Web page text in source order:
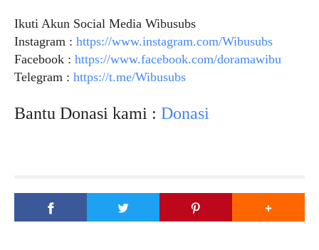
Ikuti Akun Social Media Wibusubs
Instagram : https://www.instagram.com/Wibusubs
Facebook : https://www.facebook.com/doramawibu
Telegram : https://t.me/Wibusubs
Bantu Donasi kami : Donasi